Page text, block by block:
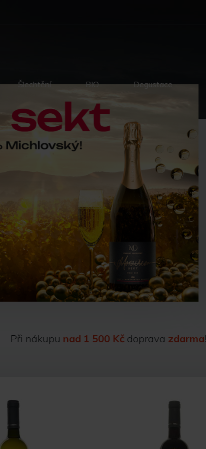
Šlechtění BIO Degustace
Při nákupu nad 1 500 Kčdoprava zdarma!